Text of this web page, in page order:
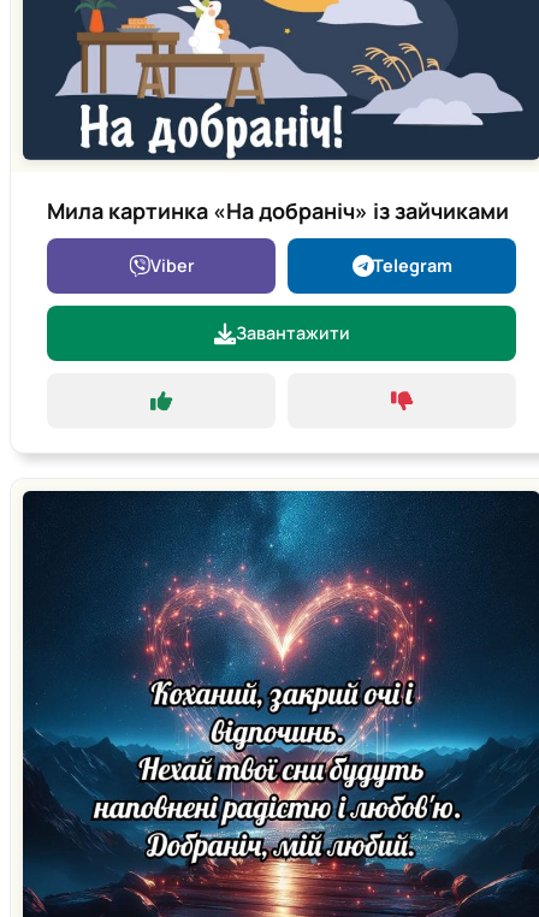
Мила картинка «На добраніч» із зайчиками
Viber Telegram
Завантажити